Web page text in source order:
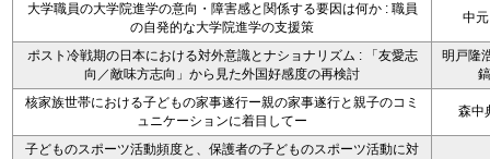
大学職員の大学院進学の意向・障害感と関係する要因は何か : 職員
の自発的な大学院進学の支援策
中
ポスト冷戦期の日本における対外意識とナショナリズム : 「友愛志
向／敵味方志向」から見た外国好感度の再検討
明戸隆
鎬
核家族世帯における子どもの家事遂行ー親の家事遂行と親子のコミ
ュニケーションに着目してー
森中
子どものスポーツ活動頻度と、保護者の子どものスポーツ活動に対